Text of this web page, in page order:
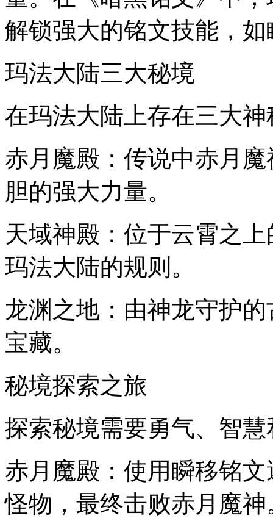
解锁强大的铭文技能，
玛法大陆三大秘境
在玛法大陆上存在三大
赤月魔殿：传说中赤月
胆的强大力量。
天域神殿：位于云霄之
玛法大陆的规则。
龙渊之地：由神龙守护
宝藏。
秘境探索之旅
探索秘境需要勇气、智
赤月魔殿：使用瞬移铭
怪物，最终击败赤月魔神